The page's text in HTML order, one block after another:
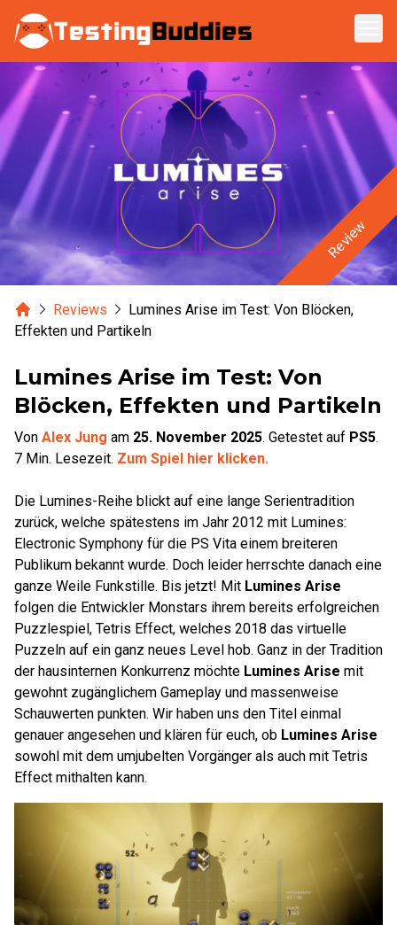
Zum Hauptinhalt springen
Review
HomeReviews
Lumines Arise im Test: Von Blöcken,
Effekten und Partikeln
Lumines Arise im Test: Von
Blöcken, Effekten und Partikeln
Von Alex Jung am 25. November 2025. Getestet auf PS5.
7 Min. Lesezeit. Zum Spiel hier klicken.
Die Lumines-Reihe blickt auf eine lange Serientradition
zurück, welche spätestens im Jahr 2012 mit Lumines:
Electronic Symphony für die PS Vita einem breiteren
Publikum bekannt wurde. Doch leider herrschte danach eine
ganze Weile Funkstille. Bis jetzt! Mit Lumines Arise
folgen die Entwickler Monstars ihrem bereits erfolgreichen
Puzzlespiel, Tetris Effect, welches 2018 das virtuelle
Puzzeln auf ein ganz neues Level hob. Ganz in der Tradition
der hausinternen Konkurrenz möchte Lumines Arise mit
gewohnt zugänglichem Gameplay und massenweise
Schauwerten punkten. Wir haben uns den Titel einmal
genauer angesehen und klären für euch, ob Lumines Arise
sowohl mit dem umjubelten Vorgänger als auch mit Tetris
Effect mithalten kann.